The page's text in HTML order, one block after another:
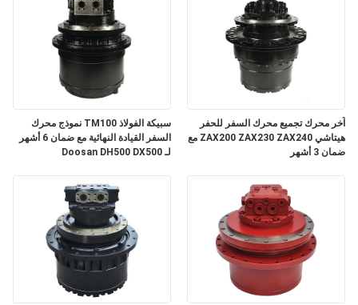
سبيكة الفولاذ TM100 نموذج محرك
السفر القيادة النهائية مع ضمان 6 أشهر
لـ Doosan DH500 DX500
آخر محرك تجميع محرك السفر للحفر
هيتاشي ZAX200 ZAX230 ZAX240 مع
ضمان 3 أشهر